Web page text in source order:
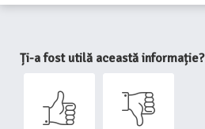
Ți-a fost utilă această informație?